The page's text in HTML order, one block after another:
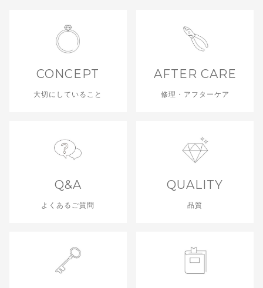
CONCEPT
大切にしていること
AFTER CARE
修理・アフターケア
Q&A
よくあるご質問
QUALITY
品質